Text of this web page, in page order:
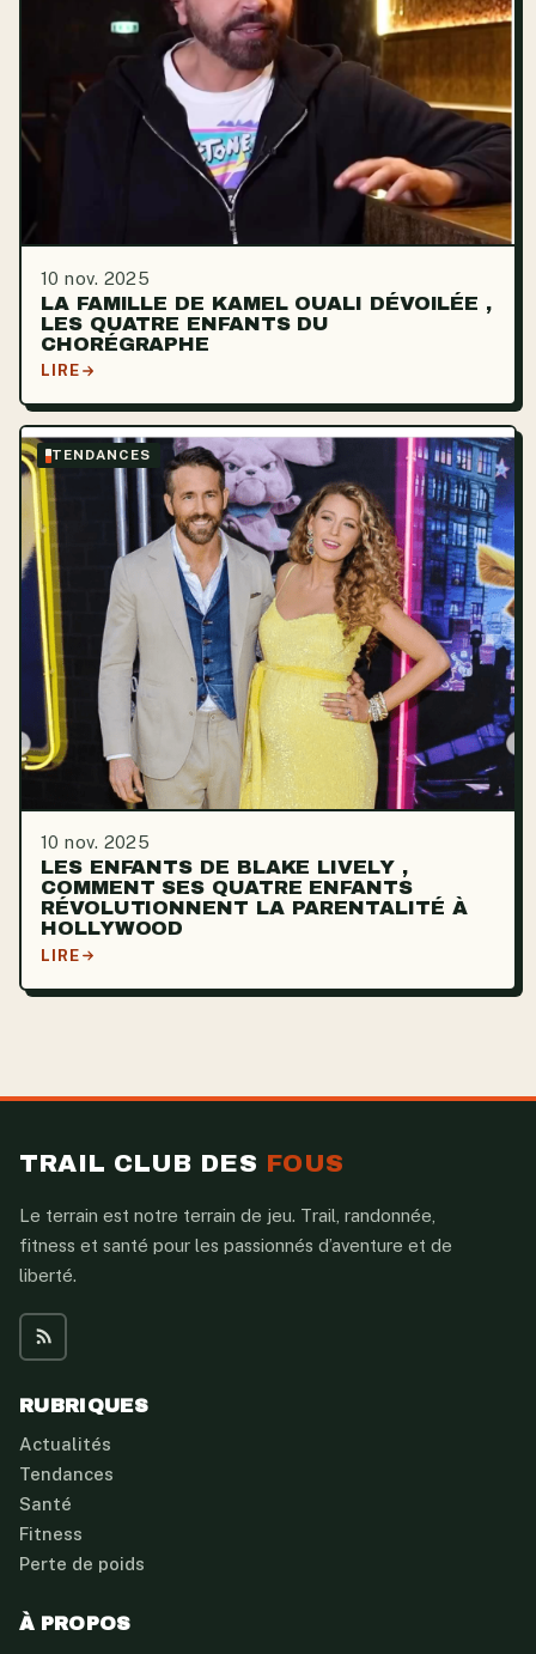
10 nov. 2025
LA FAMILLE DE KAMEL OUALI DÉVOILÉE ,
LES QUATRE ENFANTS DU
CHORÉGRAPHE
LIRE
TENDANCES
10 nov. 2025
LES ENFANTS DE BLAKE LIVELY ,
COMMENT SES QUATRE ENFANTS
RÉVOLUTIONNENT LA PARENTALITÉ À
HOLLYWOOD
LIRE
TRAIL CLUB DES FOUS
Le terrain est notre terrain de jeu. Trail, randonnée,
fitness et santé pour les passionnés d’aventure et de
liberté.
RUBRIQUES
Actualités
Tendances
Santé
Fitness
Perte de poids
À PROPOS